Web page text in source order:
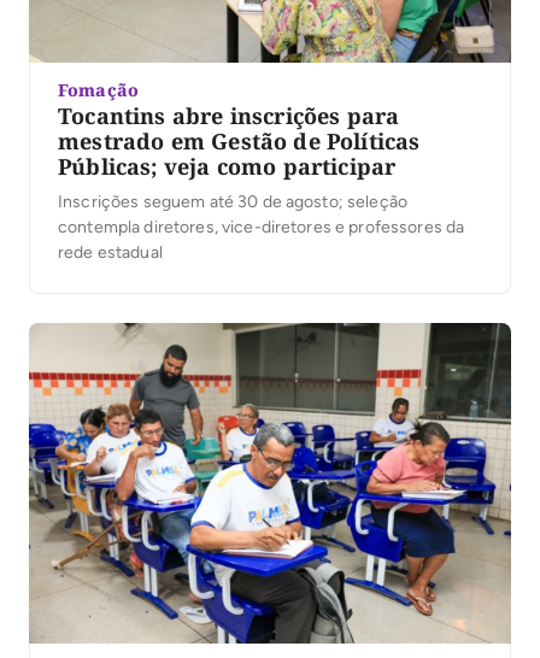
Fomação
Tocantins abre inscrições para
mestrado em Gestão de Políticas
Públicas; veja como participar
Inscrições seguem até 30 de agosto; seleção
contempla diretores, vice-diretores e professores da
rede estadual